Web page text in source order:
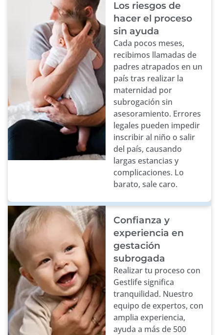
Los riesgos de
hacer el proceso
sin ayuda
Cada pocos meses,
recibimos llamadas de
padres atrapados en un
país tras realizar la
maternidad por
subrogación sin
asesoramiento. Errores
legales pueden impedir
inscribir al niño o salir
del país, causando
largas estancias y
complicaciones. Lo
barato, sale caro.
Confianza y
experiencia en
gestación
subrogada
Realizar tu proceso con
Gestlife significa
tranquilidad. Nuestro
equipo de expertos, con
amplia experiencia,
ayuda a más de 500